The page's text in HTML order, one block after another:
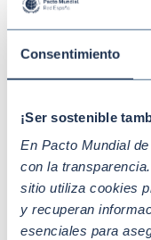
Consentimiento
¡Ser sostenible
En Pacto Mundial
con la
sitio utiliza cookies
y recuperan
esenciales para
contratos, en los
procesos de
carbono en un KPI
financieros, la
Convertir a los
estratégicos
Enviar
rara vez genera un